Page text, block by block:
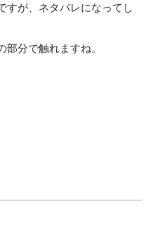
が、ネタバレになってし
分で触れますね。